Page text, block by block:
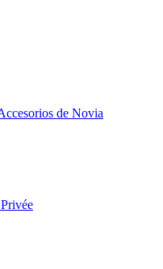
de Novia